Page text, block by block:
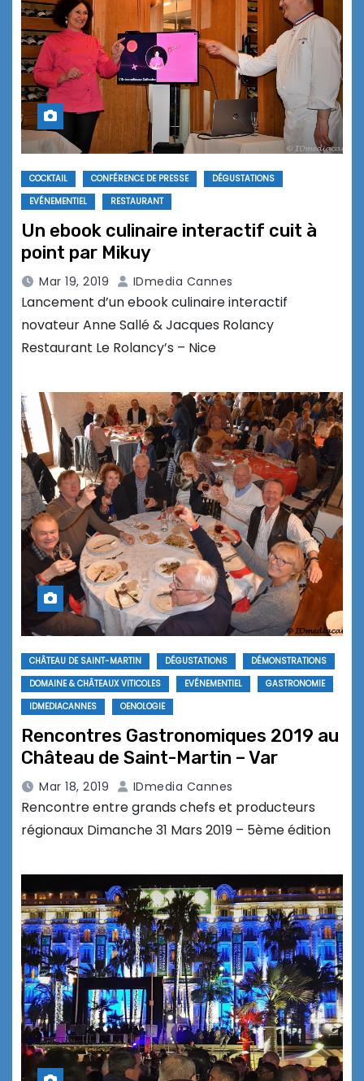
COCKTAIL CONFÉRENCE DE PRESSE
DÉGUSTATIONS
EVÉNEMENTIEL
RESTAURANT
Un ebook culinaire interactif cuit à
point par Mikuy
Mar 19, 2019 IDmedia Cannes
Lancement d’un ebook culinaire interactif
novateur Anne Sallé & Jacques Rolancy
Restaurant Le Rolancy’s – Nice
CHÂTEAU DE SAINT-MARTIN DÉGUSTATIONS
DÉMONSTRATIONS
DOMAINE & CHÂTEAUX VITICOLES
EVÉNEMENTIEL
GASTRONOMIE
IDMEDIACANNES
OENOLOGIE
Rencontres Gastronomiques 2019 au
Château de Saint-Martin – Var
Mar 18, 2019 IDmedia Cannes
Rencontre entre grands chefs et producteurs
régionaux Dimanche 31 Mars 2019 – 5ème édition